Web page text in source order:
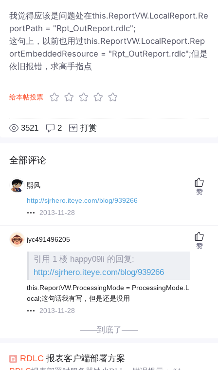
我觉得应该是问题处在this.ReportVW.LocalReport.Re
portPath = "Rpt_OutReport.rdlc";
这句上，以前也用过this.ReportVW.LocalReport.Rep
ortEmbeddedResource = "Rpt_OutReport.rdlc";但是
依旧报错，求高手指点
给本帖投票
3521 2 打赏
全部评论
熙风
http://sjrhero.iteye.com/blog/939266
2013-11-28
赞
jyc491496205
引用 1 楼 happy09li 的回复:
http://sjrhero.iteye.com/blog/939266
this.ReportVW.ProcessingMode = ProcessingMode.L
ocal;这句话我有写，但是还是没用
2013-11-28
赞
——到底了——
RDLC 报表客户端部署方案